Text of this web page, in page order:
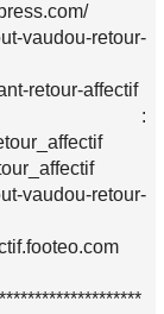
vaudou-retour-
retour-affectif
:
vaudou-retour-